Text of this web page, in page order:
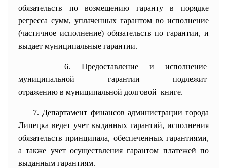
обязательств по возмещению гаранту в порядке
регресса сумм, уплаченных гарантом во исполнение
(частичное исполнение) обязательств по гарантии, и
выдает муниципальные гарантии.
6. Предоставление и исполнение
муниципальной гарантии подлежит
отражению в муниципальной долговой книге.
7. Департамент финансов администрации города
Липецка ведет учет выданных гарантий, исполнения
обязательств принципала, обеспеченных гарантиями,
а также учет осуществления гарантом платежей по
выданным гарантиям.